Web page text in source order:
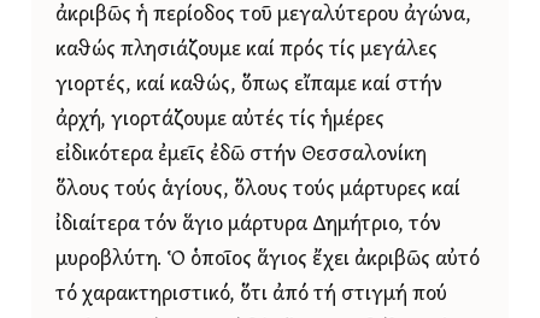
ἀκριβῶς ἡ περίοδος τοῦ μεγαλύτερου ἀγώνα,
καθώς πλησιάζουμε καί πρός τίς μεγάλες
γιορτές, καί καθώς, ὅπως εἴπαμε καί στήν
ἀρχή, γιορτάζουμε αὐτές τίς ἡμέρες
εἰδικότερα ἐμεῖς ἐδῶ στήν Θεσσαλονίκη
ὅλους τούς ἁγίους, ὅλους τούς μάρτυρες καί
ἰδιαίτερα τόν ἅγιο μάρτυρα Δημήτριο, τόν
μυροβλύτη. Ὁ ὁποῖος ἅγιος ἔχει ἀκριβῶς αὐτό
τό χαρακτηριστικό, ὅτι ἀπό τή στιγμή πού